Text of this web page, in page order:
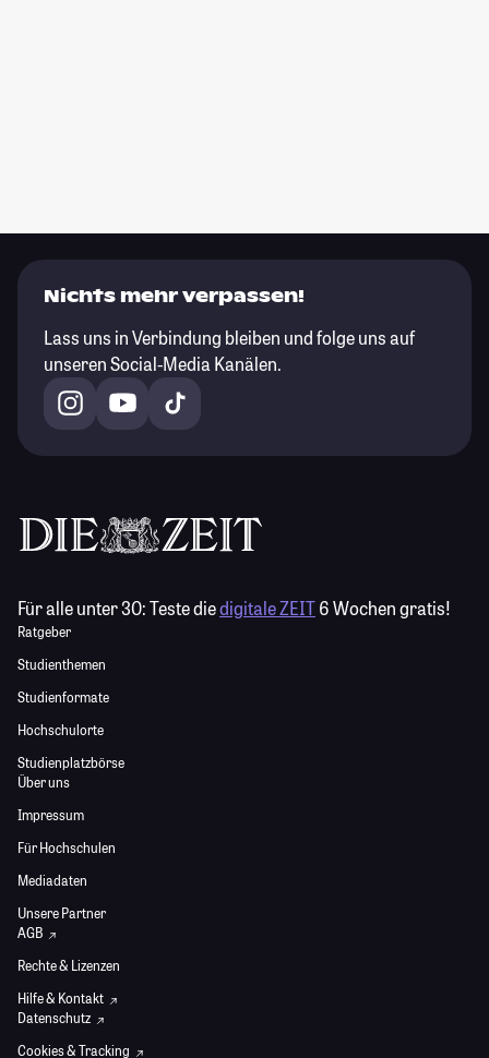
Nichts mehr verpassen!
Lass uns in Verbindung bleiben und folge uns auf
unseren Social-Media Kanälen.
Für alle unter 30:Teste diedigitale ZEIT6 Wochen gratis!
Ratgeber
Studienthemen
Studienformate
Hochschulorte
Studienplatzbörse
Über uns
Impressum
Für Hochschulen
Mediadaten
Unsere Partner
AGB
Rechte & Lizenzen
Hilfe & Kontakt
Datenschutz
Cookies & Tracking